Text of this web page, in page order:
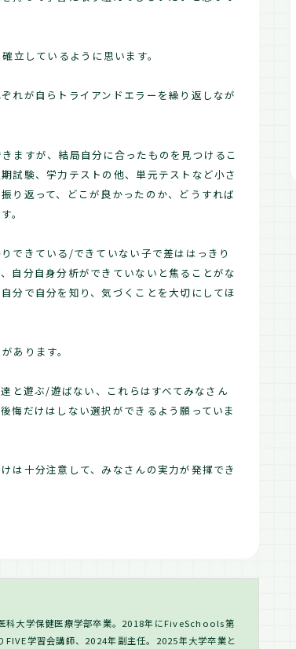
立しているように思います。
れが自らトライアンドエラーを繰り返しなが
ますが、結局自分に合ったものを見つけるこ
試験、学力テストの他、単元テストなど小さ
り返って、どこが良かったのか、どうすれば
。
できている/できていない子で差ははっきり
自分自身分析ができていないと焦ることがな
分で自分を知り、気づくことを大切にしてほ
あります。
と遊ぶ/遊ばない、これらはすべてみなさん
悔だけはしない選択ができるよう願っていま
は十分注意して、みなさんの実力が発揮でき
科大学保健医療学部卒業。2018年にFiveSchools第
学習会講師、2024年副主任。2025年大学卒業と